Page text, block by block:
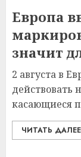
Европа
значит
2 августа в
действовать
касающиеся
ЧИТАТЬ ДАЛЕЕ